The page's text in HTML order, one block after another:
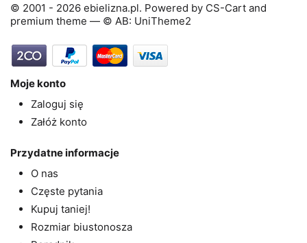
© 2001 - 2026 ebielizna.pl. Powered by CS-Cart and
premium theme — © AB: UniTheme2
Moje konto
Zaloguj się
Załóż konto
Przydatne informacje
O nas
Częste pytania
Kupuj taniej!
Rozmiar biustonosza